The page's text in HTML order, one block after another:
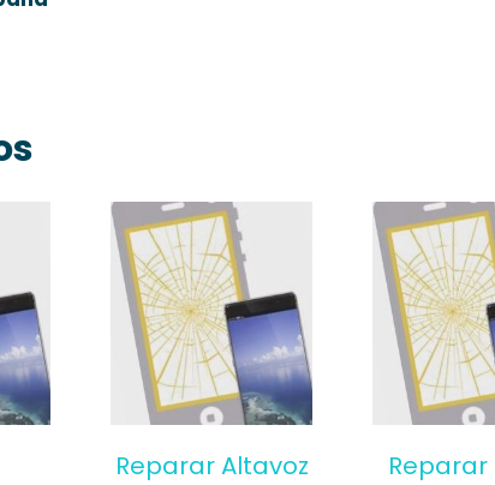
Reparar Altavoz
Reparar